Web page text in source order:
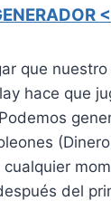
<
que
hace que
del